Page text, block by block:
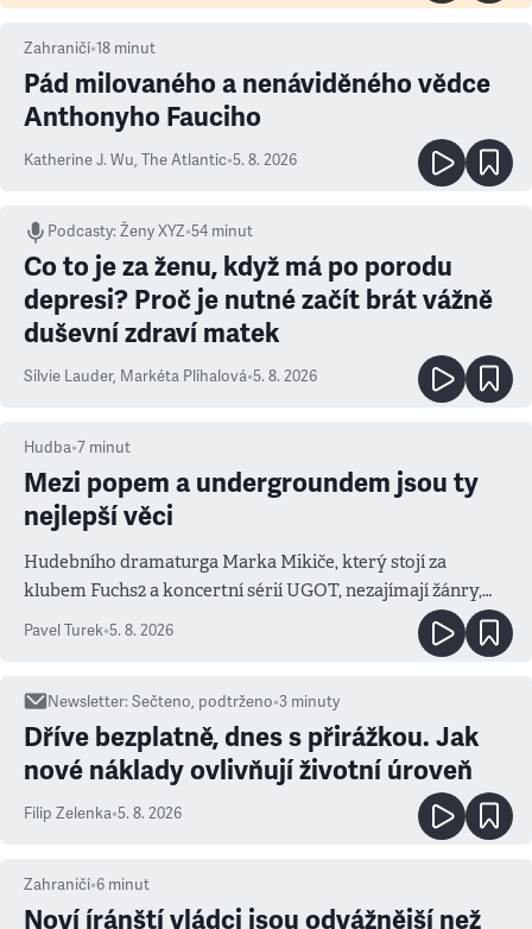
Zahraničí•18 minut
Pád milovaného a nenáviděného vědce
Anthonyho Fauciho
Katherine J. Wu, The Atlantic•5. 8. 2026
Podcasty:Ženy XYZ•54 minut
Co to je za ženu, když má po porodu
depresi? Proč je nutné začít brát vážně
duševní zdraví matek
Silvie Lauder, Markéta Plíhalová•5. 8. 2026
Hudba•7 minut
Mezi popem a undergroundem jsou ty
nejlepší věci
Hudebního dramaturga Marka Mikiče, který stojí za
klubem Fuchs2 a koncertní sérií UGOT, nezajímají žánry,
ale atmosféra
Pavel Turek•5. 8. 2026
Newsletter:Sečteno, podtrženo•3 minuty
Dříve bezplatně, dnes s přirážkou. Jak
nové náklady ovlivňují životní úroveň
Filip Zelenka•5. 8. 2026
Zahraničí•6 minut
Noví íránští vládci jsou odvážnější než